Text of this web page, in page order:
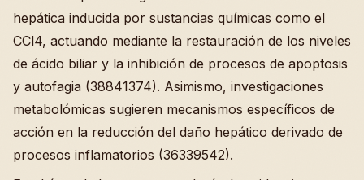
hepática inducida por sustancias químicas como el
CCl4, actuando mediante la restauración de los niveles
de ácido biliar y la inhibición de procesos de apoptosis
y autofagia (38841374). Asimismo, investigaciones
metabolómicas sugieren mecanismos específicos de
acción en la reducción del daño hepático derivado de
procesos inflamatorios (36339542).